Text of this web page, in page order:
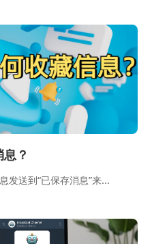
？
发送到“已保存消息”来...